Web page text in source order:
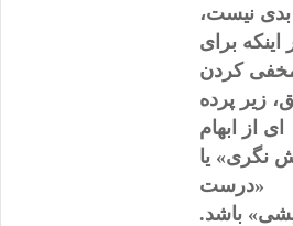
بدی نیست،
اینکه برای
کردن
زیر پرده
ای از ابهام
نگری» یا
«درست
باشد.